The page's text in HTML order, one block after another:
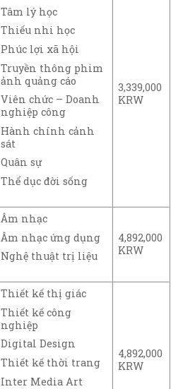
Tâm lý học
Thiếu nhi học
Phúc lợi xã hội
Truyền thông phim
ảnh quảng cáo
Viên chức – Doanh
nghiệp công
Hành chính cảnh
sát
Quân sự
Thể dục đời sống
3,339,000
KRW
Âm nhạc
Âm nhạc ứng dụng
Nghệ thuật trị liệu
4,892,000
KRW
Thiết kế thị giác
Thiết kế công
nghiệp
Digital Design
Thiết kế thời trang
Inter Media Art
4,892,000
KRW